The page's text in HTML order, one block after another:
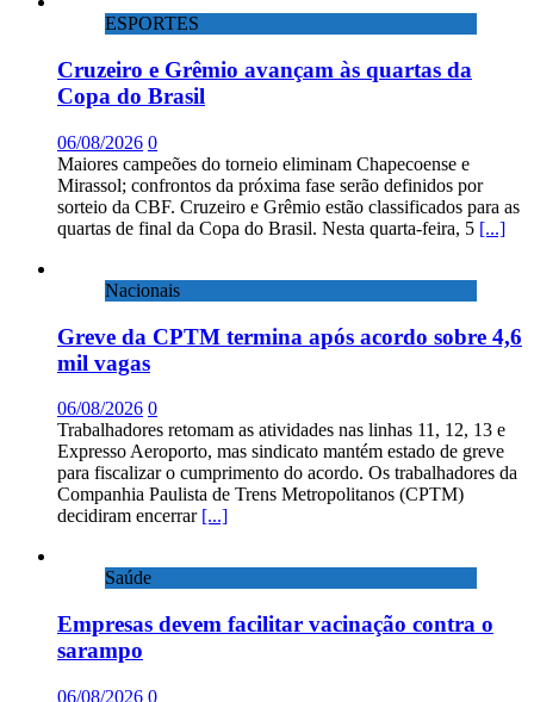
ESPORTES
Cruzeiro e Grêmio avançam às quartas da
Copa do Brasil
06/08/2026 0
Maiores campeões do torneio eliminam Chapecoense e
Mirassol; confrontos da próxima fase serão definidos por
sorteio da CBF. Cruzeiro e Grêmio estão classificados para as
quartas de final da Copa do Brasil. Nesta quarta-feira, 5 [...]
Nacionais
Greve da CPTM termina após acordo sobre 4,6
mil vagas
06/08/2026 0
Trabalhadores retomam as atividades nas linhas 11, 12, 13 e
Expresso Aeroporto, mas sindicato mantém estado de greve
para fiscalizar o cumprimento do acordo. Os trabalhadores da
Companhia Paulista de Trens Metropolitanos (CPTM)
decidiram encerrar [...]
Saúde
Empresas devem facilitar vacinação contra o
sarampo
06/08/2026 0